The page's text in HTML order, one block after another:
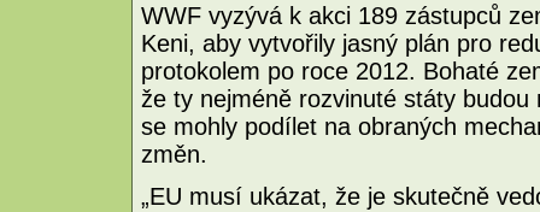
WWF vyzývá k akci 189 zástupců
Keni, aby vytvořily jasný plán pro
protokolem po roce 2012. Bohaté
že ty nejméně rozvinuté státy
se mohly podílet na obraných
změn.
„EU musí ukázat, že je skutečně